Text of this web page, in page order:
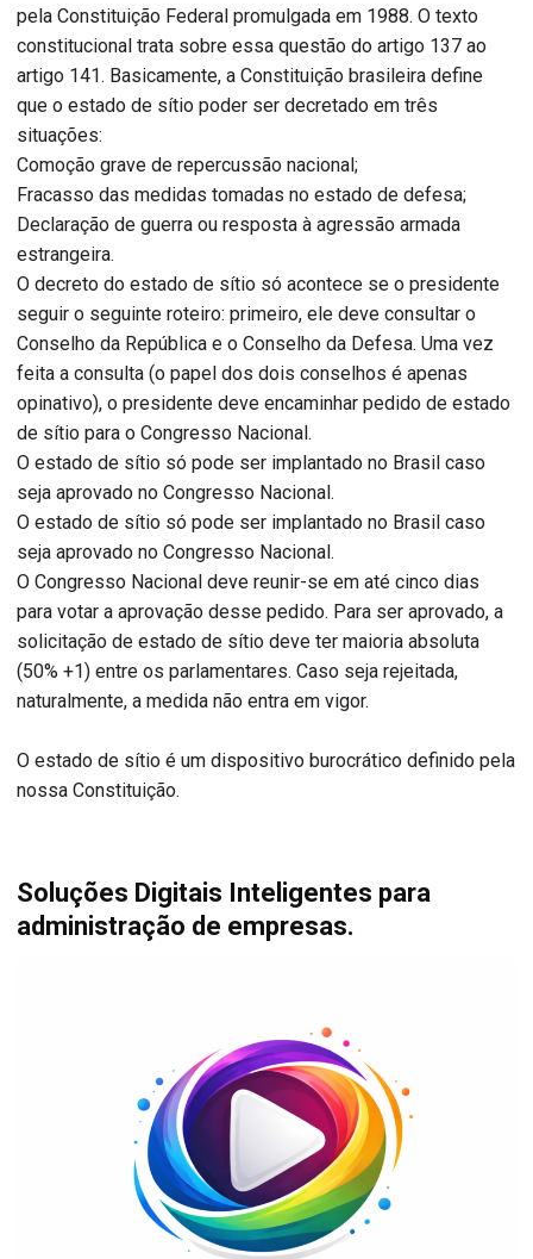
pela Constituição Federal promulgada em 1988. O texto
constitucional trata sobre essa questão do artigo 137 ao
artigo 141. Basicamente, a Constituição brasileira define
que o estado de sítio poder ser decretado em três
situações:
Comoção grave de repercussão nacional;
Fracasso das medidas tomadas no estado de defesa;
Declaração de guerra ou resposta à agressão armada
estrangeira.
O decreto do estado de sítio só acontece se o presidente
seguir o seguinte roteiro: primeiro, ele deve consultar o
Conselho da República e o Conselho da Defesa. Uma vez
feita a consulta (o papel dos dois conselhos é apenas
opinativo), o presidente deve encaminhar pedido de estado
de sítio para o Congresso Nacional.
O estado de sítio só pode ser implantado no Brasil caso
seja aprovado no Congresso Nacional.
O estado de sítio só pode ser implantado no Brasil caso
seja aprovado no Congresso Nacional.
O Congresso Nacional deve reunir-se em até cinco dias
para votar a aprovação desse pedido. Para ser aprovado, a
solicitação de estado de sítio deve ter maioria absoluta
(50% +1) entre os parlamentares. Caso seja rejeitada,
naturalmente, a medida não entra em vigor.
O estado de sítio é um dispositivo burocrático definido pela
nossa Constituição.
Soluções Digitais Inteligentes para
administração de empresas.